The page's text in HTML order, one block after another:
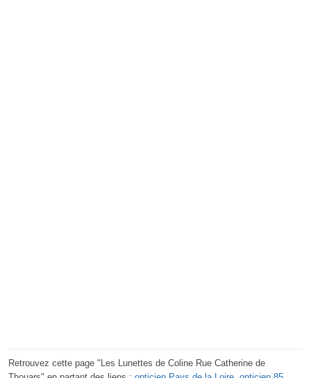
Retrouvez cette page "Les Lunettes de Coline Rue Catherine de